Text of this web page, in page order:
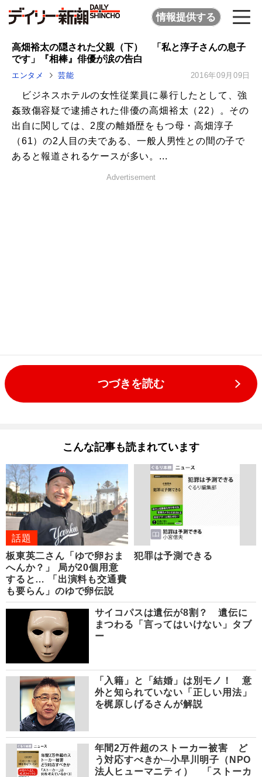
情報提供する
高畑裕太の隠された父親（下） 「私と淳子さんの息子
です」『相棒』俳優が涙の告白
エンタメ 芸能 2016年09月09日
ビジネスホテルの女性従業員に暴行したとして、強
姦致傷容疑で逮捕された俳優の高畑裕太（22）。その
出自に関しては、2度の離婚歴をもつ母・高畑淳子
（61）の2人目の夫である、一般人男性との間の子で
あると報道されるケースが多い。...
Advertisement
つづきを読む
こんな記事も読まれています
話題
板東英二さん「ゆで卵おま
へんか？」 局が20個用意
すると… 「出演料も交通費
も要らん」のゆで卵伝説
犯罪は予測できる
サイコパスは遺伝が8割？ 遺伝に
まつわる「言ってはいけない」タブ
ー
「入籍」と「結婚」は別モノ！ 意
外と知られていない「正しい用法」
を梶原しげるさんが解説
年間2万件超のストーカー被害 ど
う対応すべきか─小早川明子（NPO
法人ヒューマニティ） 「ストーカ